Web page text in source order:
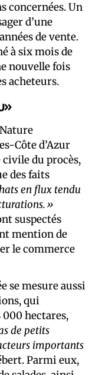
concernées. Un
d’une
de vente.
à six mois de
nouvelle fois
acheteurs.
Côte d’Azur
civile du procès,
des faits
en flux tendu
suspectés
mention de
le commerce
se mesure aussi
qui
hectares,
de petits
importants
Parmi eux,